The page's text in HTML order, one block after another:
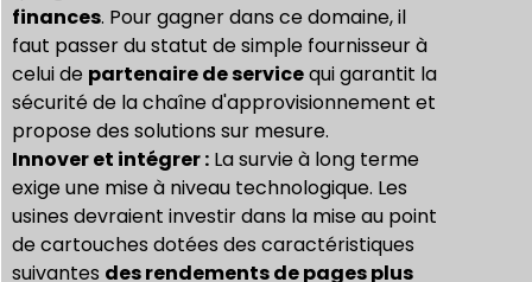
finances. Pour gagner dans ce domaine, il
faut passer du statut de simple fournisseur à
celui de partenaire de servicequi garantit la
sécurité de la chaîne d'approvisionnement et
propose des solutions sur mesure.
Innover et intégrer : La survie à long terme
exige une mise à niveau technologique. Les
usines devraient investir dans la mise au point
de cartouches dotées des caractéristiques
suivantes des rendements de pages plus